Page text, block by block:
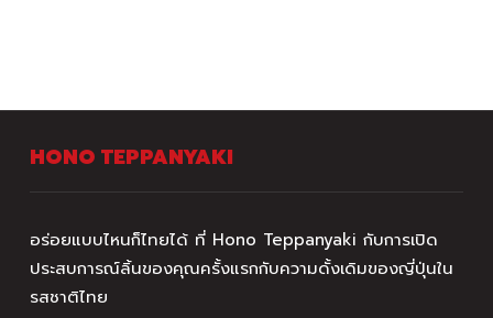
HONO TEPPANYAKI
อร่อยแบบไหนก็ไทยได้ ที่ Hono Teppanyaki กับการเปิด
ประสบการณ์ลิ้นของคุณครั้งแรกกับความดั้งเดิมของญี่ปุ่นใน
รสชาติไทย